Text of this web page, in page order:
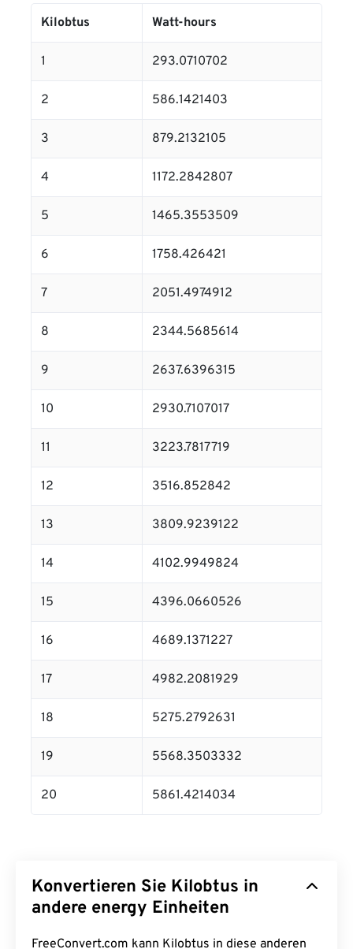
Kilobtus Watt-hours
1 293.0710702
2 586.1421403
3 879.2132105
4 1172.2842807
5 1465.3553509
6 1758.426421
7 2051.4974912
8 2344.5685614
9 2637.6396315
10 2930.7107017
11 3223.7817719
12 3516.852842
13 3809.9239122
14 4102.9949824
15 4396.0660526
16 4689.1371227
17 4982.2081929
18 5275.2792631
19 5568.3503332
20 5861.4214034
Konvertieren Sie Kilobtus in
andere energy Einheiten
FreeConvert.com kann Kilobtus in diese anderen